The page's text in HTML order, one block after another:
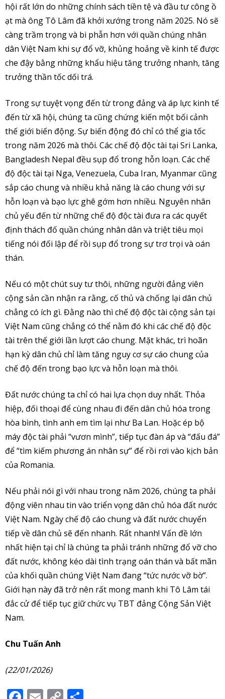
hội rất lớn do những chính sách tiền tệ và đầu tư công ồ
ạt mà ông Tô Lâm đã khởi xướng trong năm 2025. Nó sẽ
càng trầm trọng và bi phẫn hơn với quần chúng nhân
dân Việt Nam khi sự đổ vỡ, khủng hoảng về kinh tế được
che đậy bằng những khẩu hiệu tăng trưởng nhanh, tăng
trưởng thần tốc dối trá.
Trong sự tuyệt vọng đến từ trong đảng và áp lực kinh tế
đến từ xã hội, chúng ta cũng chứng kiến một bối cảnh
thế giới biến động. Sự biến động đó chỉ có thể gia tốc
trong năm 2026 mà thôi. Các chế độ độc tài tại Sri Lanka,
Bangladesh Nepal đều sụp đổ trong hỗn loạn. Các chế
độ độc tài tại Nga, Venezuela, Cuba Iran, Myanmar cũng
sắp cáo chung và nhiều khả năng là cáo chung với sự
hỗn loạn và bạo lực ghê gớm hơn nhiều. Nguyên nhân
chủ yếu đến từ những chế độ độc tài đưa ra các quyết
định thách đố quần chúng nhân dân và triệt tiêu mọi
tiếng nói đối lập để rồi sụp đổ trong sự trơ trọi và oán
thán.
Nếu có một chút suy tư thôi, những người đảng viên
cộng sản cần nhận ra rằng, cố thủ và chống lại dân chủ
chẳng có ích gì. Đằng nào thì chế độ độc tài cộng sản tại
Việt Nam cũng chẳng có thể nằm đó khi các chế độ độc
tài trên thế giới lần lượt cáo chung. Mặt khác, trì hoãn
hạn kỳ dân chủ chỉ làm tăng nguy cơ sự cáo chung của
chế độ đến trong bạo lực và hỗn loạn mà thôi.
Đất nước chúng ta chỉ có hai lựa chọn duy nhất. Thỏa
hiệp, đối thoại để cùng nhau đi đến dân chủ hóa trong
hòa bình, tình anh em tìm lại như Ba Lan. Hoặc ép bộ
máy độc tài phải “vươn mình”, tiếp tục đàn áp và “đấu đá”
để “tìm kiếm phương án nhân sự” để rồi rơi vào kịch bản
của Romania.
Nếu phải nói gì với nhau trong năm 2026, chúng ta phải
động viên nhau tin vào triển vọng dân chủ hóa đất nước
Việt Nam. Ngày chế độ cáo chung và đất nước chuyển
tiếp về dân chủ sẽ đến nhanh. Rất nhanh! Vấn đề lớn
nhất hiện tại chỉ là chúng ta phải tránh những đổ vỡ cho
đất nước, không kéo dài tình trạng oán thán và bất mãn
của khối quần chúng Việt Nam đang “tức nước vỡ bờ”.
Giới hạn này đã trở nên rất mong manh khi Tô Lâm tái
đắc cử để tiếp tục giữ chức vụ TBT đảng Cộng Sản Việt
Nam.
Chu Tuấn Anh
(22/01/2026)